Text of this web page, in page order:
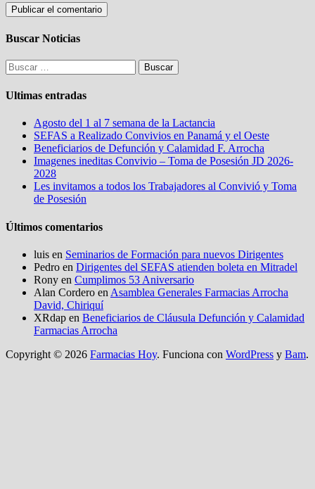
Buscar Noticias
Buscar:
Ultimas entradas
Agosto del 1 al 7 semana de la Lactancia
SEFAS a Realizado Convivios en Panamá y el Oeste
Beneficiarios de Defunción y Calamidad F. Arrocha
Imagenes ineditas Convivio – Toma de Posesión JD 2026-
2028
Les invitamos a todos los Trabajadores al Convivió y Toma
de Posesión
Últimos comentarios
luis en Seminarios de Formación para nuevos Dirigentes
Pedro en Dirigentes del SEFAS atienden boleta en Mitradel
Rony en Cumplimos 53 Aniversario
Alan Cordero en Asamblea Generales Farmacias Arrocha
David, Chiriquí
XRdap en Beneficiarios de Cláusula Defunción y Calamidad
Farmacias Arrocha
Copyright © 2026 Farmacias Hoy. Funciona con WordPress y Bam.